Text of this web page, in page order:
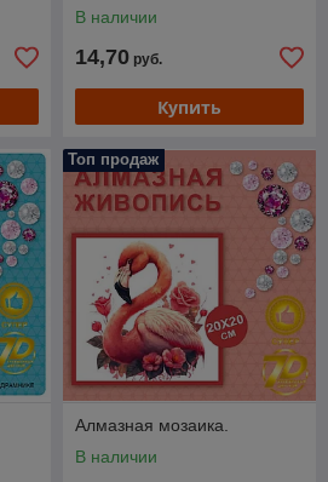
В наличии
14,70 руб.
Купить
Топ продаж
Алмазная мозаика.
В наличии